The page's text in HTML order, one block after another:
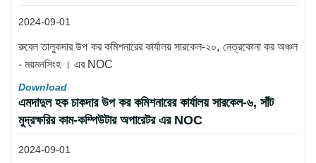
2024-09-01
রুবেল তালুকদার উপ কর কমিশনারের কার্যালয় সারকেল-২০, নেত্রকোনা কর অঞ্চল
- ময়মনসিংহ । এর NOC
Download
এমদাদুল হক চাকদার উপ কর কমিশনারের কার্যালয় সারকেল-৬, সাঁট
মুদ্রক্ষরির কাম-কম্পিউটার অপারেটর এর NOC
2024-09-01